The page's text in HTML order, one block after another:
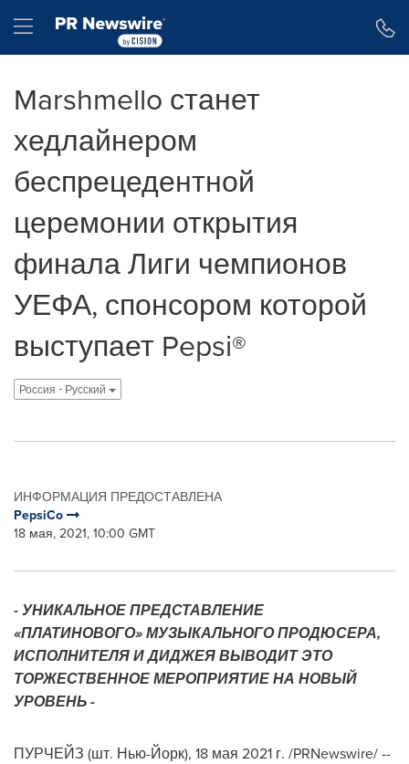
Hamburger menu
Marshmello станет
хедлайнером
беспрецедентной
церемонии открытия
финала Лиги чемпионов
УЕФА, спонсором которой
выступает Pepsi®
Россия - Pусский
ИНФОРМАЦИЯ ПРЕДОСТАВЛЕНА
PepsiCo
18 мая, 2021, 10:00 GMT
- УНИКАЛЬНОЕ ПРЕДСТАВЛЕНИЕ
«ПЛАТИНОВОГО» МУЗЫКАЛЬНОГО ПРОДЮСЕРА,
ИСПОЛНИТЕЛЯ И ДИДЖЕЯ ВЫВОДИТ ЭТО
ТОРЖЕСТВЕННОЕ МЕРОПРИЯТИЕ НА НОВЫЙ
УРОВЕНЬ -
ПУРЧЕЙЗ (шт. Нью-Йорк), 18 мая 2021 г. /PRNewswire/ --